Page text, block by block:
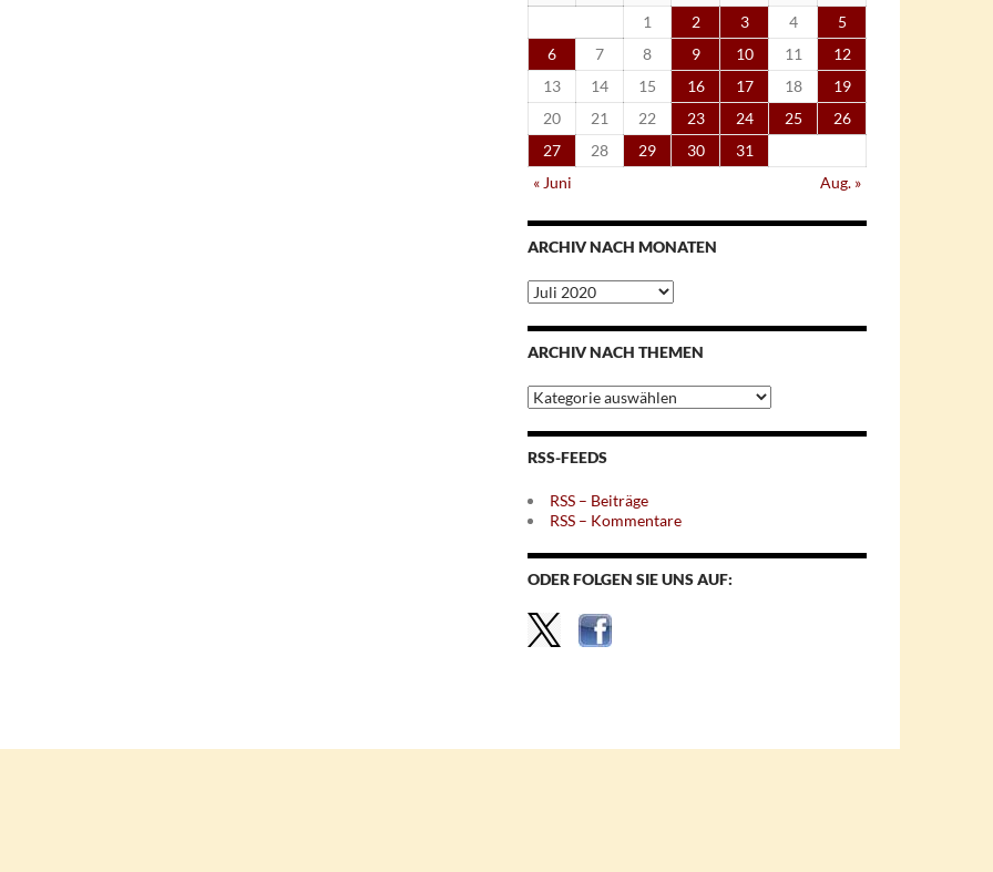
1
2 3 4
5
6
7 8 9 10 11
12
13
14 15 16 17 18
19
20
21 22 23 24 25
26
27
28 29 30
31
« Juni
Aug. »
ARCHIV NACH MONATEN
Archiv
nach
Monaten
ARCHIV NACH THEMEN
Archiv
nach
Themen
RSS-FEEDS
RSS – Beiträge
RSS – Kommentare
ODER FOLGEN SIE UNS AUF: